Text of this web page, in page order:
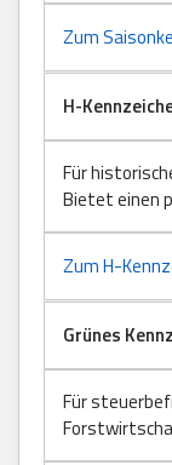
Zum
H-
Für
Bietet einen
Zum H-
Grünes
Für